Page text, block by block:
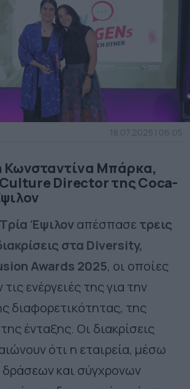
18.07.2025 | 06:05
Κωνσταντίνα Μπάρκα,
Director της Coca-
Έψιλοναπέσπασετρεις
στα Diversity,
Awards 2025, οι οποίες
ενέργειές της για την
διαφορετικότητας, της
ένταξης. Οι διακρίσεις
ότι η εταιρεία, μέσω
και σύγχρονων